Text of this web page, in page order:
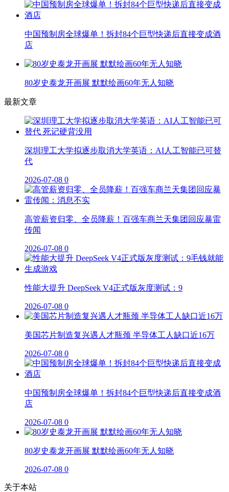
中国预制房全球爆单！拆封84个巨型快递后直接变成酒
店
80岁史泰龙开画展 默默绘画60年无人知晓
最新文章
深圳理工大学拟逐步取消大学英语：AI人工智能已可替
代
2026-07-08 0
高管薪资归零、全员降薪！百强车商兰天集团回应暴雷
传闻
2026-07-08 0
性能大提升 DeepSeek V4正式版灰度测试：9
2026-07-08 0
美国芯片制造复兴遇人才瓶颈 半导体工人缺口近16万
2026-07-08 0
中国预制房全球爆单！拆封84个巨型快递后直接变成酒
店
2026-07-08 0
80岁史泰龙开画展 默默绘画60年无人知晓
2026-07-08 0
关于本站